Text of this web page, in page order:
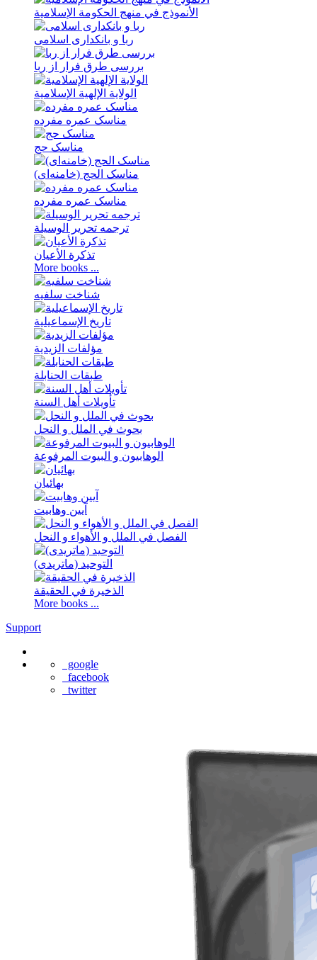
الأنموذج في منهج الحکومة الإسلامیة
ربا و بانکداری اسلامی
بررسی طرق فرار از ربا
الولایة الإلهیة الإسلامیة
مناسک عمره مفرده
مناسک حج
مناسک الحج (خامنه‌ای)
مناسک عمره مفرده
ترجمه تحریر الوسیلة
تذکرة الأعیان
More books ...
شناخت سلفیه
تاریخ الإسماعیلیة
مؤلفات الزیدیة
طبقات الحنابلة
تأویلات أهل السنة
بحوث في الملل و النحل
الوهابیون و البیوت المرفوعة
بهائیان
آیین وهابیت
الفصل في الملل و الأهواء و النحل
التوحید (ماتریدی)
الذخیرة في الحقیقة
More books ...
Support
google
facebook
twitter